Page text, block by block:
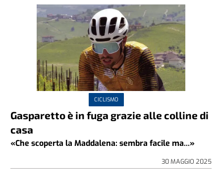
CICLISMO
Gasparetto è in fuga grazie alle colline di
casa
«Che scoperta la Maddalena: sembra facile ma...»
30 MAGGIO 2025